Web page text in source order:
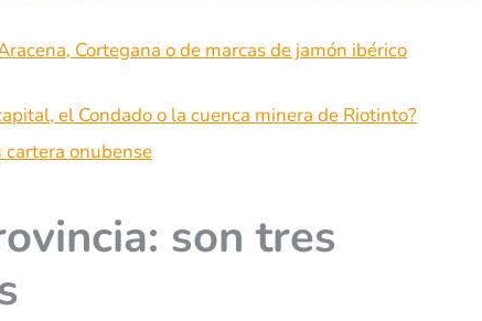
Cortegana o de marcas de jamón ibérico
el Condado o la cuenca minera de Riotinto?
onubense
son tres